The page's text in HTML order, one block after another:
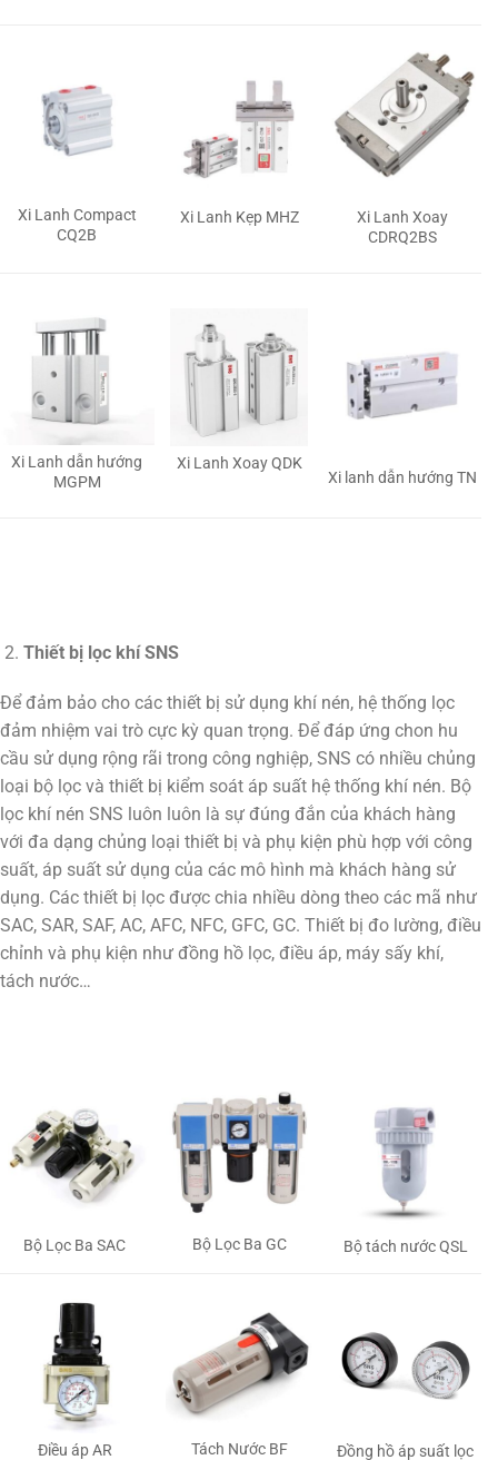
Xi Lanh Compact
CQ2B
Xi Lanh Kẹp MHZ
Xi Lanh Xoay
CDRQ2BS
Xi Lanh dẫn hướng
MGPM
Xi Lanh Xoay QDK
Xi lanh dẫn hướng TN
Thiết bị lọc khí SNS
Để đảm bảo cho các thiết bị sử dụng khí nén, hệ thống lọc
đảm nhiệm vai trò cực kỳ quan trọng. Để đáp ứng chon hu
cầu sử dụng rộng rãi trong công nghiệp, SNS có nhiều chủng
loại bộ lọc và thiết bị kiểm soát áp suất hệ thống khí nén. Bộ
lọc khí nén SNS luôn luôn là sự đúng đắn của khách hàng
với đa dạng chủng loại thiết bị và phụ kiện phù hợp với công
suất, áp suất sử dụng của các mô hình mà khách hàng sử
dụng. Các thiết bị lọc được chia nhiều dòng theo các mã như
SAC, SAR, SAF, AC, AFC, NFC, GFC, GC. Thiết bị đo lường, điều
chỉnh và phụ kiện như đồng hồ lọc, điều áp, máy sấy khí,
tách nước…
Bộ Lọc Ba SAC Bộ Lọc Ba GC Bộ tách nước QSL
Điều áp AR Tách Nước BF Đồng hồ áp suất lọc